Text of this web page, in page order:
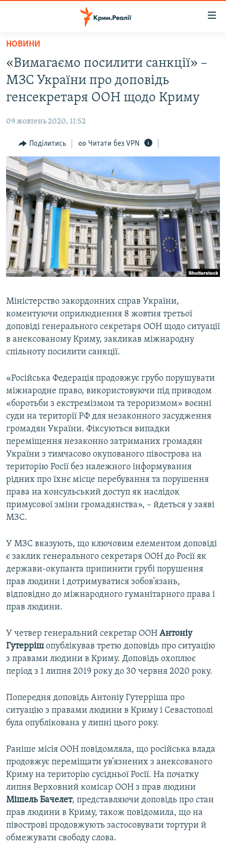
Перейти
основного
матеріалу
до
основної
Перейти
до
пошуку
ВІДЕО ТА ФОТО
БЛОГИ
ПОГЛЯД
ІНТЕРВ'Ю
ВСЕ ЗА ДЕНЬ
СПЕЦПРОЕКТИ
ДЕПОРТАЦІЯ
ВІДЕОУРОКИ «ELIFBE»
СВІДЧЕННЯ ОКУПАЦІЇ
УКРАЇНСЬКА ПРОБЛЕМА КРИМУ
ЯК ОБІЙТИ БЛОКУВАННЯ
Русский
Qırımtatar
Усі сайти RFE/RL
НОВИНИ
«Вимагаємо посилити санкції» –
МЗС України про доповідь
генсекретаря ООН щодо Криму
09 жовтень 2020, 11:52
Поділитись Читати без VPN
Міністерство закордонних справ України,
коментуючи оприлюднення 8 жовтня третьої
доповіді генерального секретаря ООН щодо ситуації
в анексованому Криму, закликав міжнародну
спільноту посилити санкції.
«Російська Федерація продовжує грубо порушувати
міжнародне право, використовуючи під приводом
«боротьби з екстремізмом та тероризмом» воєнні
суди на території РФ для незаконного засудження
громадян України. Фіксуються випадки
переміщення незаконно затриманих громадян
України з тимчасово окупованого півострова на
територію Росії без належного інформування
рідних про їхнє місце перебування та порушення
права на консульський доступ як наслідок
примусової зміни громадянства», – йдеться у заяві
МЗС.
У МЗС вказують, що ключовим елементом доповіді
є заклик генерального секретаря ООН до Росії як
держави-окупанта припинити грубі порушення
прав людини і дотримуватися зобов’язань,
відповідно до міжнародного гуманітарного права і
прав людини.
У четвер генеральний секретар ООН Антоніу
Гутерріш опублікував третю доповідь про ситуацію
з правами людини в Криму. Доповідь охоплює
період з 1 липня 2019 року до 30 червня 2020 року.
Попередня доповідь Антоніу Гутерріша про
ситуацію з правами людини в Криму і Севастополі
була опублікована у липні цього року.
Раніше місія ООН повідомляла, що російська влада
продовжує переміщати ув’язнених з анексованого
Криму на територію сусідньої Росії. На початку
липня Верховний комісар ООН з прав людини
Мішель Бачелет, представляючи доповідь про стан
прав людини в Криму, також повідомила, що на
півострові продовжують застосовувати тортури й
обмежувати свободу слова.